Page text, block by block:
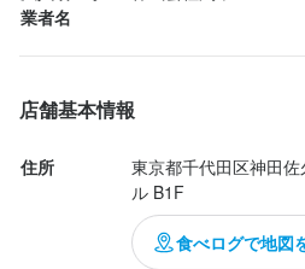
業者名
店舗基本情報
住所
東京都千代田区神田
ル B1F
食べログで地図
・紹介制度→社員1人紹介で紹介者・
バイト紹介で紹介者1万円
・マイカー通勤
・資格取得支援制度
まかない・食事補助あり 社会保険完備
バイク通勤OK 髪型自由 服
・従業員割引
・独立支援制度あり
・退職時の有給休暇の買取→消化し
・カムバック制度
・紹介制度→社員1人紹介で紹介者・
バイト紹介で紹介者1万円
・マイカー通勤
・紹介制度→社員1人紹介で紹介者・
・部活制度
・ガソリン手当
まかない・食事補助あり 社会保険完備 制服
社内イベントあり(旅行、BBQ等)
・従業員割引
・独立支援制度あり
・退職時の有給休暇の買取→消化し
・カムバック制度
・紹介制度→社員1人紹介で紹介者
・マイカー通勤
・ガソリン手当